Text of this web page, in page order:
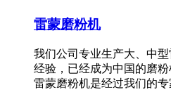
雷蒙磨粉机
我们公司专业生产大、中
经验，已经成为中国的磨
雷蒙磨粉机是经过我们的